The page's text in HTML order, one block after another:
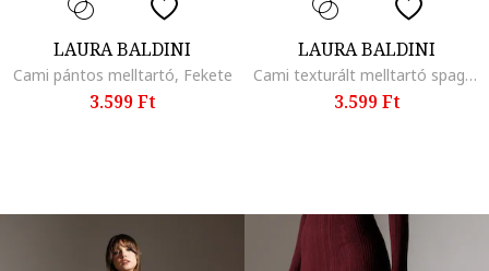
LAURA BALDINI
Cami pántos melltartó, Fekete
3.599 Ft
LAURA BALDINI
Cami texturált melltartó spagettipántokkal, Fekete
3.599 Ft